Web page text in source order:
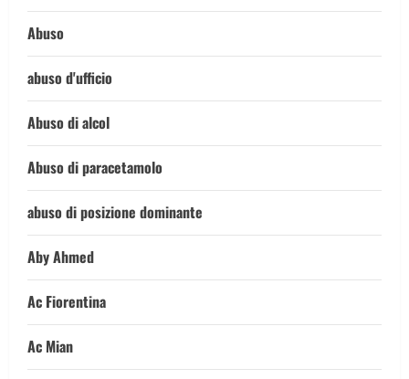
Abuso
abuso d'ufficio
Abuso di alcol
Abuso di paracetamolo
abuso di posizione dominante
Aby Ahmed
Ac Fiorentina
Ac Mian